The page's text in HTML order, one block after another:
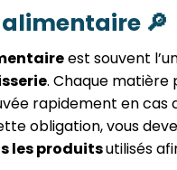
🔎
est souvent
. Chaque matière
rapidement en cas
obligation, vous
les produitsutilisés